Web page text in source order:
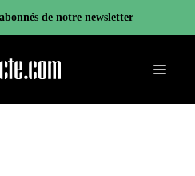
de notre newsletter
Menu